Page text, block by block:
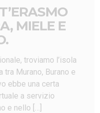
MIELE E
troviamo l’isola
tra Murano, Burano e
ebbe una certa
a servizio
e nello […]